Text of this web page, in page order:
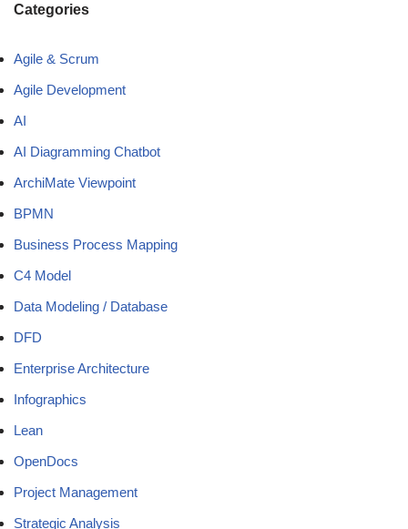
Categories
Agile & Scrum
Agile Development
AI
AI Diagramming Chatbot
ArchiMate Viewpoint
BPMN
Business Process Mapping
C4 Model
Data Modeling / Database
DFD
Enterprise Architecture
Infographics
Lean
OpenDocs
Project Management
Strategic Analysis